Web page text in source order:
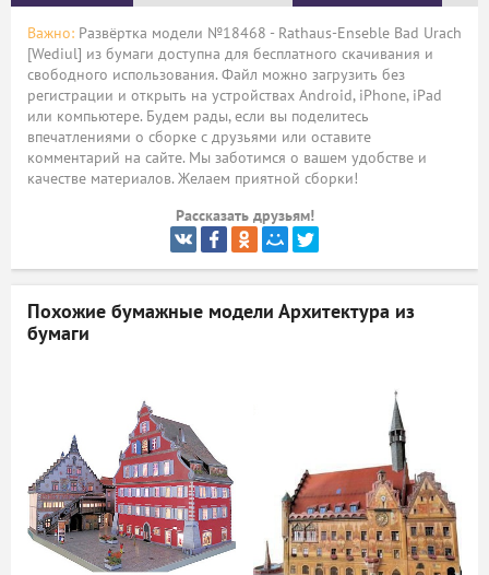
Важно: Развёртка модели №18468 - Rathaus-Enseble Bad Urach
[Wediul] из бумаги доступна для бесплатного скачивания и
свободного использования. Файл можно загрузить без
регистрации и открыть на устройствах Android, iPhone, iPad
или компьютере. Будем рады, если вы поделитесь
впечатлениями о сборке с друзьями или оставите
комментарий на сайте. Мы заботимся о вашем удобстве и
качестве материалов. Желаем приятной сборки!
Рассказать друзьям!
Похожие бумажные модели Архитектура из
бумаги